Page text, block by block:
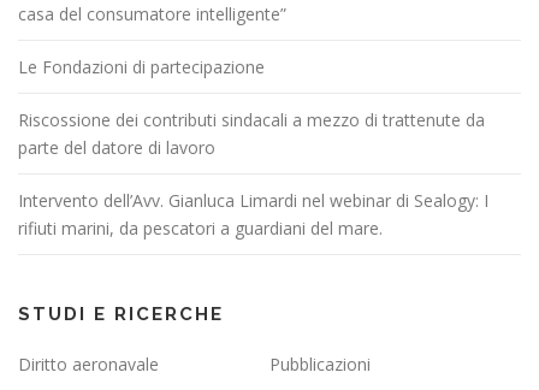
casa del consumatore intelligente”
Le Fondazioni di partecipazione
Riscossione dei contributi sindacali a mezzo di trattenute da
parte del datore di lavoro
Intervento dell’Avv. Gianluca Limardi nel webinar di Sealogy: I
rifiuti marini, da pescatori a guardiani del mare.
STUDI E RICERCHE
Diritto aeronavale
Pubblicazioni